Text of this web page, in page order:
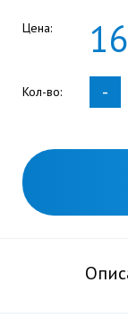
Цена: 16
Кол-во: -